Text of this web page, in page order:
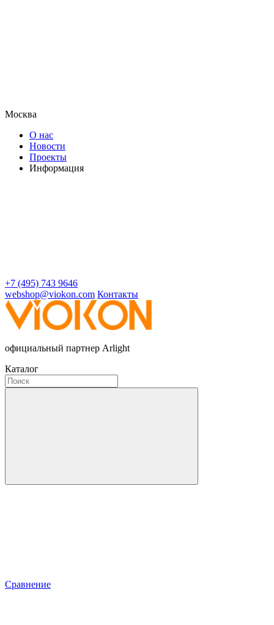
Москва
О нас
Новости
Проекты
Информация
+7 (495) 743 9646
webshop@viokon.com Контакты
официальный партнер Arlight
Каталог
Сравнение